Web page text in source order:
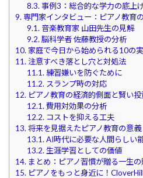
8.3. 事例3：総合的な学力の底上
9. 専門家インタビュー：ピアノ教育
9.1. 音楽教育家 山田先生の見解
9.2. 脳科学者 佐藤教授の分析
10. 家庭で今日から始められる10の
11. 注意すべき落とし穴と対処法
11.1. 練習嫌いを防ぐために
11.2. スランプ時の対応
12. ピアノ教育の経済的側面と賢い
12.1. 費用対効果の分析
12.2. コストを抑える工夫
13. 将来を見据えたピアノ教育の意義
13.1. AI時代に必要な人間らしい
13.2. 生涯学習としての価値
14. まとめ：ピアノ習慣が贈る一生
15. ピアノをもっと身近に！